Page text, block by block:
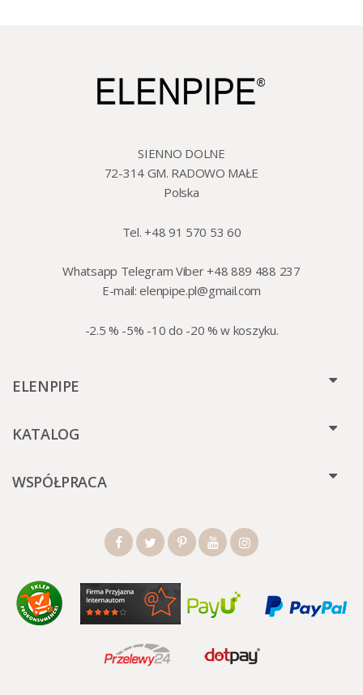
SIENNO DOLNE
72-314 GM. RADOWO MAŁE
Polska
Tel. +48 91 570 53 60
Whatsapp Telegram Viber +48 889 488 237
E-mail:elenpipe.pl@gmail.com
-2.5 % -5% -10 do -20 % w koszyku.
ELENPIPE
KATALOG
WSPÓŁPRACA